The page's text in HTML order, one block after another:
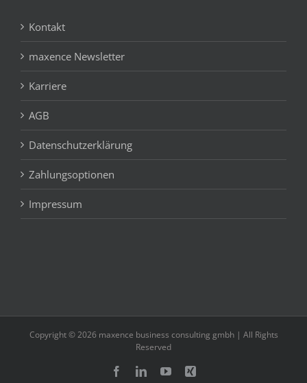
Kontakt
maxence Newsletter
Karriere
AGB
Datenschutzerklärung
Zahlungsoptionen
Impressum
Copyright © 2026 maxence business consulting gmbh | All Rights
Reserved
FacebookLinkedInYouTubeXing